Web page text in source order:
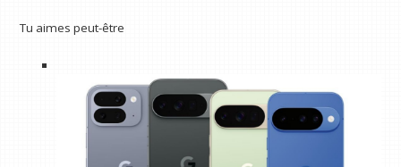
Tu aimes peut-être